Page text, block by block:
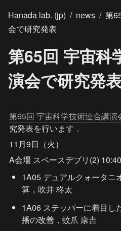
Hanada lab. (jp) / news / 第
会で研究発表
第65回 宇宙科
演会で研究発
第65回 宇宙科学技術連合講演
究発表を行います．
11月9日（火）
A会場 スペースデブリ(2)
1A05 デュアルクォータニ
算，吹井 柊太
1A06 ステッパーに着目し
播の改善，蚊爪 康吉